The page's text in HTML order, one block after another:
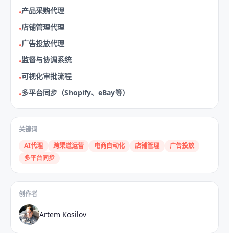
•产品采购代理
•店铺管理代理
•广告投放代理
•监督与协调系统
•可视化审批流程
•多平台同步（Shopify、eBay等）
关键词
AI代理
跨渠道运营 电商自动化 店铺管理
广告投放
多平台同步
创作者
Artem Kosilov